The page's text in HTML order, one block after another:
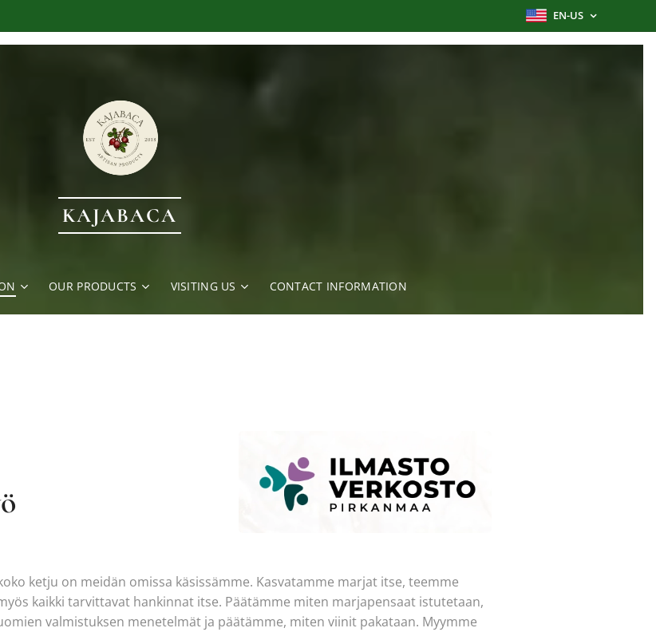
EN-US
KAJABACA
OUR PRODUCTS VISITING US CONTACT INFORMATION
ketju on meidän omissa käsissämme. Kasvatamme marjat itse, teemme
kaikki tarvittavat hankinnat itse. Päätämme miten marjapensaat istutetaan,
valmistuksen menetelmät ja päätämme, miten viinit pakataan. Myymme